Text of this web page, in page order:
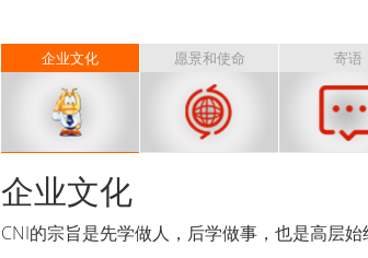
企业文化 愿景和使命 寄语
企业文化
CNI的宗旨是先学做人，后学做事，也是高层